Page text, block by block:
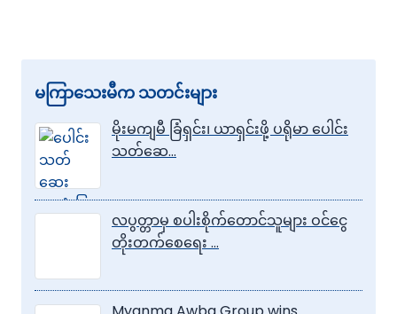
မကြာသေးမီက သတင်းများ
မိုးမကျမီ ခြံရှင်း၊ ယာရှင်းဖို့ ပရိုမာ ပေါင်း
သတ်ဆေ…
လပွတ္တာမှ စပါးစိုက်တောင်သူများ ဝင်ငွေ
တိုးတက်စေရေး …